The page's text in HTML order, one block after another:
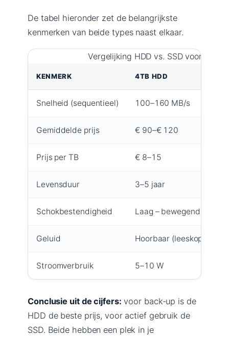
De tabel hieronder zet de belangrijkste
kenmerken van beide types naast elkaar.
Vergelijking HDD vs. SSD voor 4TB
KENMERK 4TB HDD
Snelheid (sequentieel) 100–160 MB/s
Gemiddelde prijs € 90–€ 120
Prijs per TB € 8–15
Levensduur 3–5 jaar
Schokbestendigheid Laag – bewegende delen
Geluid Hoorbaar (leeskoppen)
Stroomverbruik 5–10 W
Conclusie uit de cijfers: voor back-up is de
HDD de beste prijs, voor actief gebruik de
SSD. Beide hebben een plek in je